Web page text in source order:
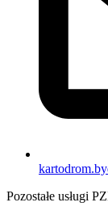
Pozostałe usługi